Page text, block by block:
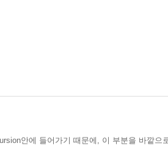
안에 들어가기 때문에, 이 부분을 바깥으